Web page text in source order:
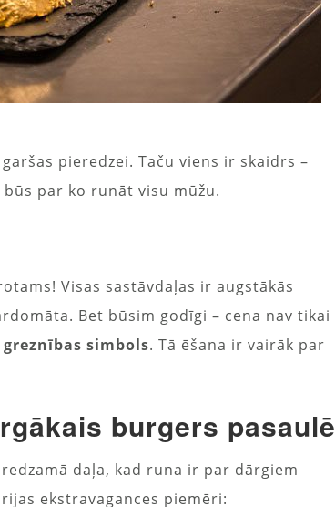
pieredzei. Taču viens ir skaidrs –
par ko runāt visu mūžu.
Visas sastāvdaļas ir augstākās
Bet būsim godīgi – cena nav tikai
simbols. Tā ēšana ir vairāk par
burgers pasaulē
daļa, kad runa ir par dārgiem
ekstravagances piemēri: